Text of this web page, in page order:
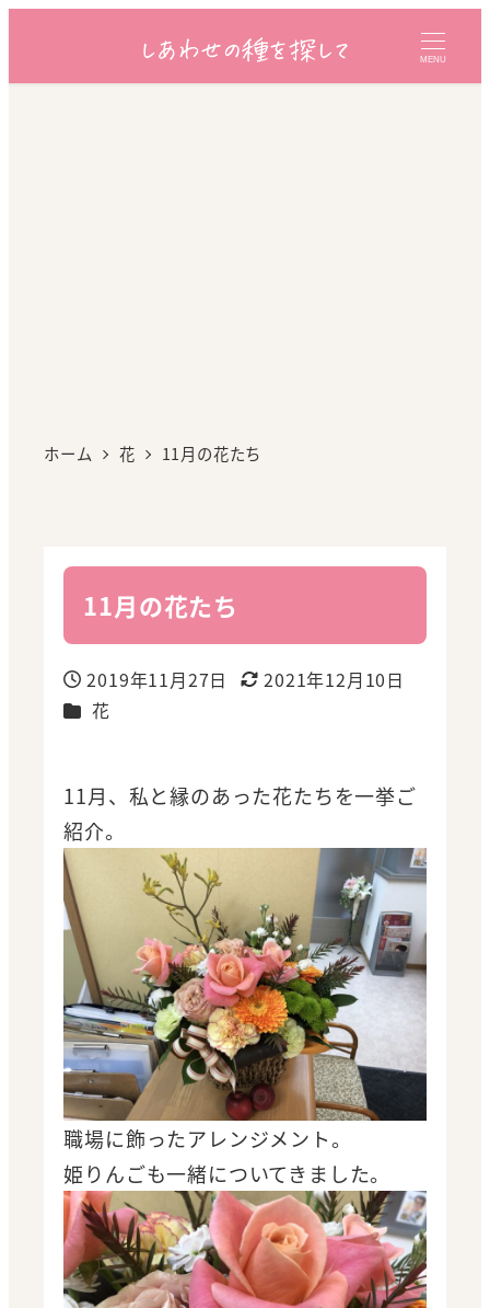
MENU
ホーム 花 11月の花たち
11月の花たち
投稿日
2019年11月27日
更新日
2021年12月10日
カテゴリー
花
11月、私と縁のあった花たちを一挙ご
紹介。
職場に飾ったアレンジメント。
姫りんごも一緒についてきました。